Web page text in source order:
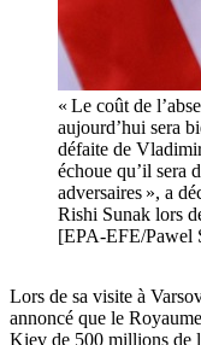
« Le coût de
aujourd’hui sera
défaite de
échoue qu’il sera
adversaires », a
Rishi Sunak lors
[EPA-EFE/Pawel
Lors de sa visite à
annoncé que le
Kiev de 500 millions de